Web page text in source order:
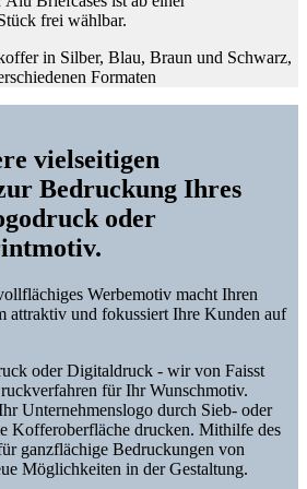
frei wählbar.
vielseitigen
Bedruckung Ihres
oder
Werbemotiv macht Ihren
attraktiv und fokussiert Ihre Kunden auf
oder Digitaldruck - wir von Faisst
für Ihr Wunschmotiv.
Unternehmenslogo durch Sieb- oder
Kofferoberfläche drucken. Mithilfe des
ganzflächige Bedruckungen von
Möglichkeiten in der Gestaltung.